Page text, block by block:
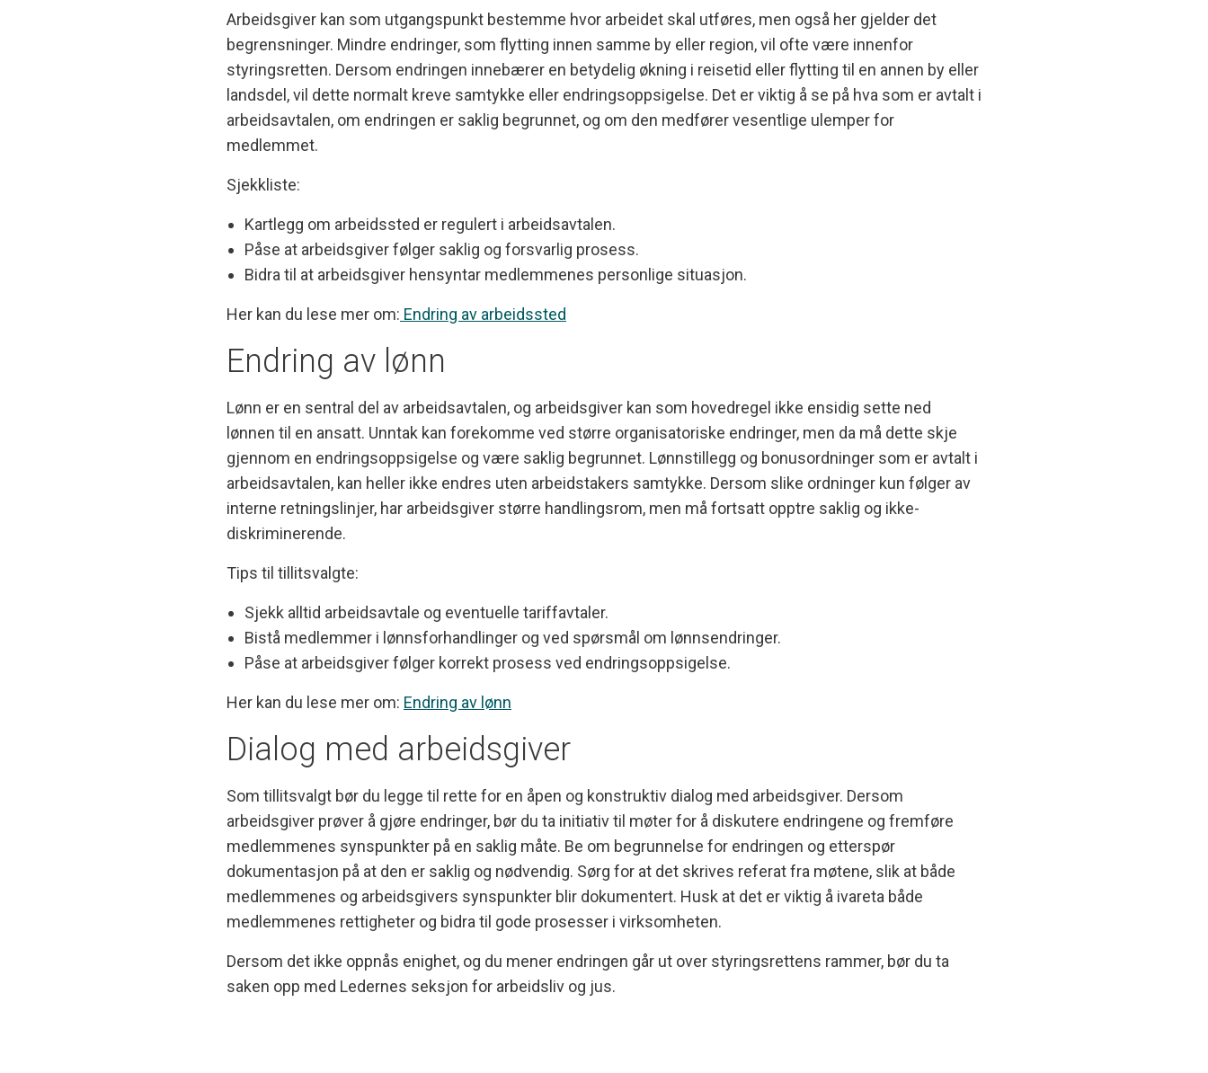
Arbeidsgiver kan som utgangspunkt bestemme hvor arbeidet skal utføres, men også her gjelder det
begrensninger. Mindre endringer, som flytting innen samme by eller region, vil ofte være innenfor
styringsretten. Dersom endringen innebærer en betydelig økning i reisetid eller flytting til en annen by eller
landsdel, vil dette normalt kreve samtykke eller endringsoppsigelse. Det er viktig å se på hva som er avtalt i
arbeidsavtalen, om endringen er saklig begrunnet, og om den medfører vesentlige ulemper for
medlemmet.
Sjekkliste:
Kartlegg om arbeidssted er regulert i arbeidsavtalen.
Påse at arbeidsgiver følger saklig og forsvarlig prosess.
Bidra til at arbeidsgiver hensyntar medlemmenes personlige situasjon.
Her kan du lese mer om: Endring av arbeidssted
Endring av lønn
Lønn er en sentral del av arbeidsavtalen, og arbeidsgiver kan som hovedregel ikke ensidig sette ned
lønnen til en ansatt. Unntak kan forekomme ved større organisatoriske endringer, men da må dette skje
gjennom en endringsoppsigelse og være saklig begrunnet. Lønnstillegg og bonusordninger som er avtalt i
arbeidsavtalen, kan heller ikke endres uten arbeidstakers samtykke. Dersom slike ordninger kun følger av
interne retningslinjer, har arbeidsgiver større handlingsrom, men må fortsatt opptre saklig og ikke-
diskriminerende.
Tips til tillitsvalgte:
Sjekk alltid arbeidsavtale og eventuelle tariffavtaler.
Bistå medlemmer i lønnsforhandlinger og ved spørsmål om lønnsendringer.
Påse at arbeidsgiver følger korrekt prosess ved endringsoppsigelse.
Her kan du lese mer om: Endring av lønn
Dialog med arbeidsgiver
Som tillitsvalgt bør du legge til rette for en åpen og konstruktiv dialog med arbeidsgiver. Dersom
arbeidsgiver prøver å gjøre endringer, bør du ta initiativ til møter for å diskutere endringene og fremføre
medlemmenes synspunkter på en saklig måte. Be om begrunnelse for endringen og etterspør
dokumentasjon på at den er saklig og nødvendig. Sørg for at det skrives referat fra møtene, slik at både
medlemmenes og arbeidsgivers synspunkter blir dokumentert. Husk at det er viktig å ivareta både
medlemmenes rettigheter og bidra til gode prosesser i virksomheten.
Dersom det ikke oppnås enighet, og du mener endringen går ut over styringsrettens rammer, bør du ta
saken opp med Ledernes seksjon for arbeidsliv og jus.